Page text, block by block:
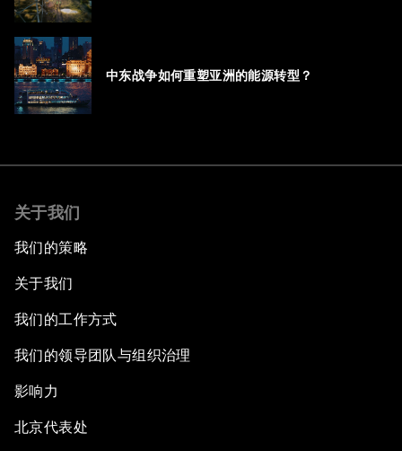
中东战争如何重塑亚洲的能源转型？
关于我们
我们的策略
关于我们
我们的工作方式
我们的领导团队与组织治理
影响力
北京代表处